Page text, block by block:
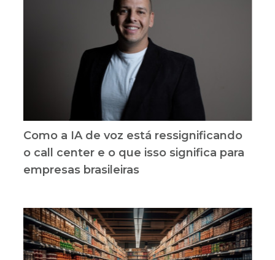
Como a IA de voz está ressignificando
o call center e o que isso significa para
empresas brasileiras